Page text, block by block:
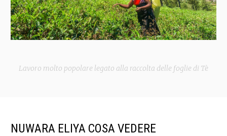
Lavoro molto popolare legato alla raccolta delle foglie di Tè
NUWARA ELIYA COSA VEDERE